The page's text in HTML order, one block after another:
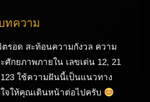
ทความ
รอด สะท้อนความกังวล ความ
ศักยภาพภายใน เลขเด่น 12, 21
ใช้ความฝันนี้เป็นแนวทาง
ใจให้คุณเดินหน้าต่อไปครับ